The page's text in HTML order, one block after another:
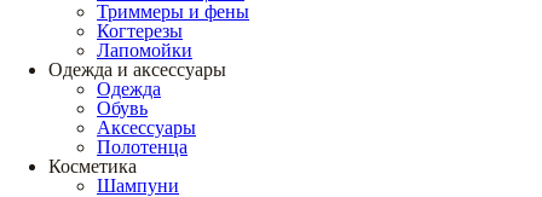
Триммеры и фены
Когтерезы
Лапомойки
Одежда и аксессуары
Одежда
Обувь
Аксессуары
Полотенца
Косметика
Шампуни